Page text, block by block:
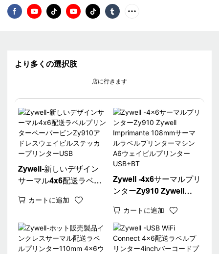
より多くの選択肢
店に行きます
Zywell-新しいデザイン
サーマル4x6配送ラベル
Zy910アドレスウェイビ
USB
カートに追加
Zywell -4x6サーマルプリ
ンターZy910 Zywell
マルラベルプリンターマ
シンA6ウェイビルプリ
ンターUSB+BT
カートに追加